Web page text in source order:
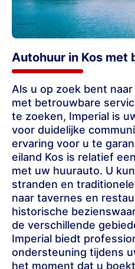
Autohuur in Kos met
Als u op zoek bent
met betrouwbare
te zoeken, Imperial is
voor duidelijke
ervaring voor u te
eiland Kos is relatief
met uw huurauto. U
stranden en
naar tavernes en
historische
de verschillende
Imperial biedt
ondersteuning tijdens
het moment dat u